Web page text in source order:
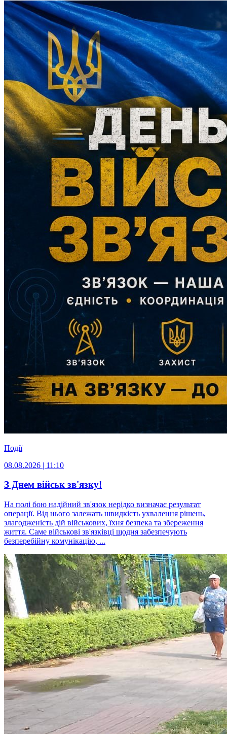
Події
08.08.2026 | 11:10
З Днем військ зв'язку!
На полі бою надійний зв'язок нерідко визначає результат
операції. Від нього залежать швидкість ухвалення рішень,
злагодженість дій військових, їхня безпека та збереження
життя. Саме військові зв'язківці щодня забезпечують
безперебійну комунікацію, ...